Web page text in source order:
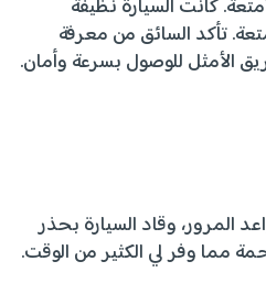
كانت السيارة نظيفة
تأكد السائق من معرفة
الأمثل للوصول بسرعة وأمان.
المرور، وقاد السيارة بحذر
مما وفر لي الكثير من الوقت.